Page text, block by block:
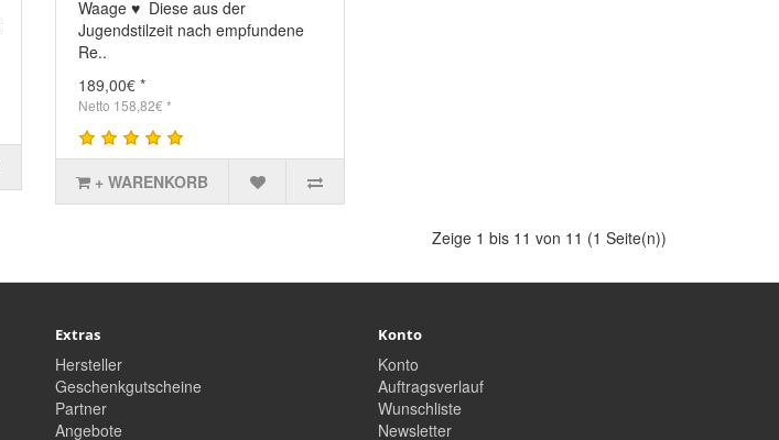
Waage ♥ Diese aus der
Jugendstilzeit nach empfundene
Re..
189,00€ *
Netto 158,82€ *
+ WARENKORB
Zeige 1 bis 11 von 11 (1 Seite(n))
Extras
Hersteller
Geschenkgutscheine
Partner
Angebote
Konto
Konto
Auftragsverlauf
Wunschliste
Newsletter